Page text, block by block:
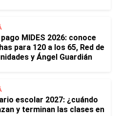
MIDES 2026: conoce
para 120 a los 65, Red de
y Ángel Guardián
escolar 2027: ¿cuándo
y terminan las clases en